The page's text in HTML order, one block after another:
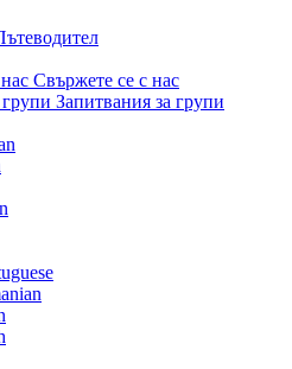
Свържете се с нас
Запитвания за групи